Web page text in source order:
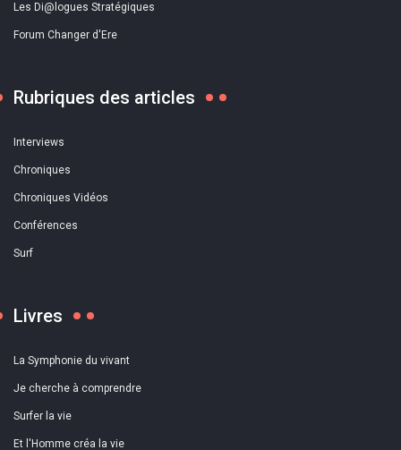
Les Di@logues Stratégiques
Forum Changer d'Ere
Rubriques des articles
Interviews
Chroniques
Chroniques Vidéos
Conférences
Surf
Livres
La Symphonie du vivant
Je cherche à comprendre
Surfer la vie
Et l'Homme créa la vie